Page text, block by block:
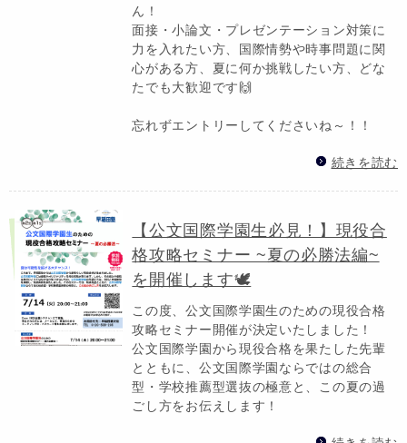
ん！
面接・小論文・プレゼンテーション対策に
力を入れたい方、国際情勢や時事問題に関
心がある方、夏に何か挑戦したい方、どな
たでも大歓迎です🙌
忘れずエントリーしてくださいね～！！
続きを読む
【公文国際学園生必見！】現役合
格攻略セミナー ~夏の必勝法編~
を開催します🕊️
この度、公文国際学園生のための現役合格
攻略セミナー開催が決定いたしました！
公文国際学園から現役合格を果たした先輩
とともに、公文国際学園ならではの総合
型・学校推薦型選抜の極意と、この夏の過
ごし方をお伝えします！